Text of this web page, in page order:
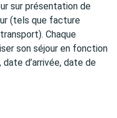
sur présentation de
(tels que facture
Chaque
son séjour en fonction
d’arrivée, date de